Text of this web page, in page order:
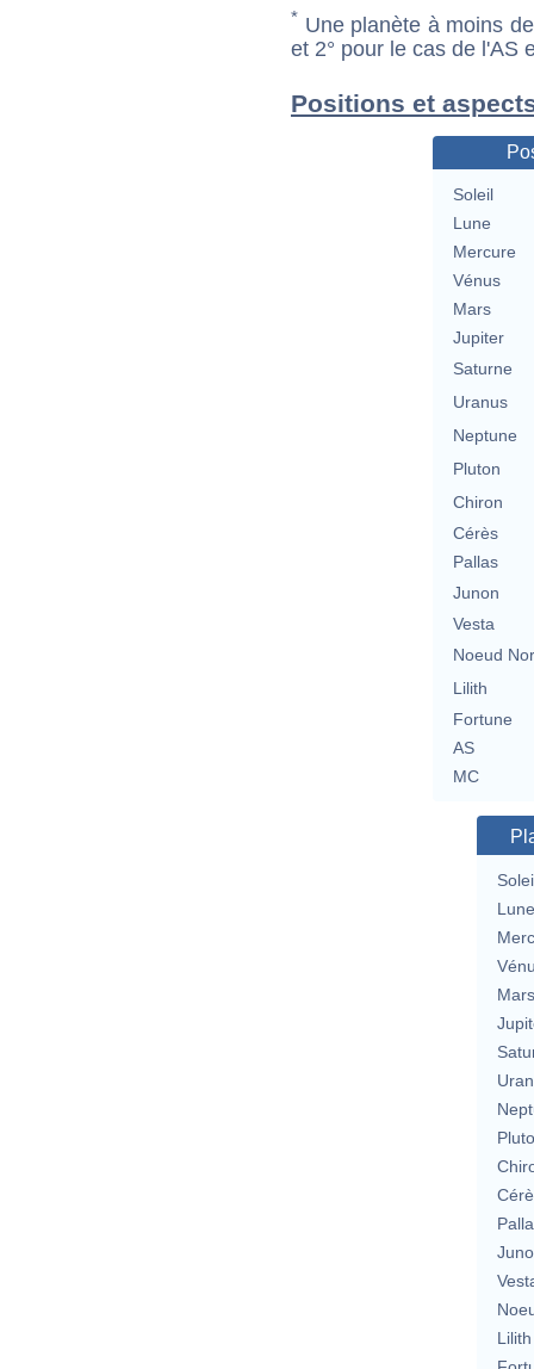
* Une planète à moins
et 2° pour le cas de l'AS
Positions et
Soleil
Lune
Mercure
Vénus
Mars
Jupiter
Saturne
Uranus
Neptune
Pluton
Chiron
Cérès
Pallas
Junon
Vesta
Noeud
Lilith
Fortune
AS
MC
Lune
Mars
Lilith